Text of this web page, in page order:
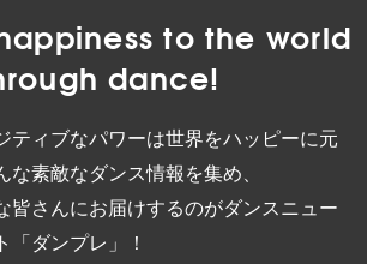
to the world
dance!
ティブなパワーは世界をハッピーに元
な素敵なダンス情報を集め、
皆さんにお届けするのがダンスニュー
「ダンプレ」！